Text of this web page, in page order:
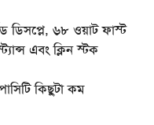
ডিসপ্লে, ৬৮ ওয়াট ফাস্ট
এবং ক্লিন স্টক
কিছুটা কম